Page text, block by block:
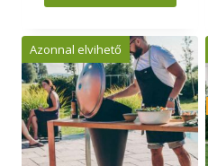
a
terméknek
több
variációja
van.
Azonnal elvihető